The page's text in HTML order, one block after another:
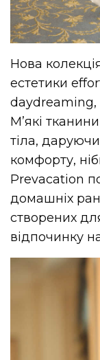
Нова
естетики
daydreaming,
М’які
тіла, даруючи
комфорту,
Prevacation
домашніх
створених
відпочинку